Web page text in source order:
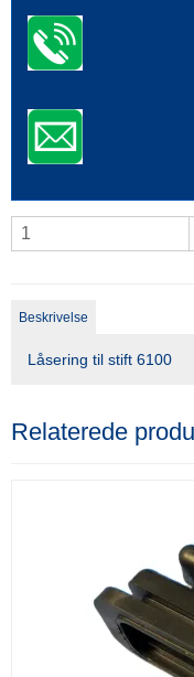
Beskrivelse
Låsering til stift 6100
Relaterede